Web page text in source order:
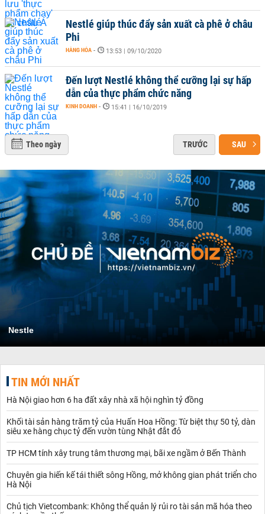
Nestlé giúp thúc đẩy sản xuất cà phê ở châu
Phi
HÀNG HÓA - 13:53 | 09/10/2020
Đến lượt Nestlé không thể cưỡng lại sự hấp
dẫn của thực phẩm chức năng
KINH DOANH - 15:41 | 16/10/2019
Theo ngày TRƯỚC SAU
Nestle
TIN MỚI NHẤT
Hà Nội giao hơn 6 ha đất xây nhà xã hội nghìn tỷ đồng
Khối tài sản hàng trăm tỷ của Huấn Hoa Hồng: Từ biệt thự 50 tỷ, dàn
siêu xe hàng chục tỷ đến vườn tùng Nhật đắt đỏ
TP HCM tính xây trung tâm thương mại, bãi xe ngầm ở Bến Thành
Chuyên gia hiến kế tái thiết sông Hồng, mở không gian phát triển cho
Hà Nội
Chủ tịch Vietcombank: Không thể quản lý rủi ro tài sản mã hóa theo